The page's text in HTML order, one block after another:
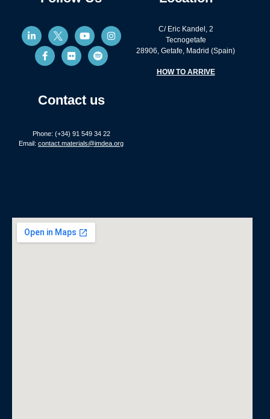
Contact us
Phone: (+34) 91 549 34 22
Email: contact.materials@imdea.org
C/ Eric Kandel, 2
Tecnogetafe
28906, Getafe, Madrid (Spain)
HOW TO ARRIVE